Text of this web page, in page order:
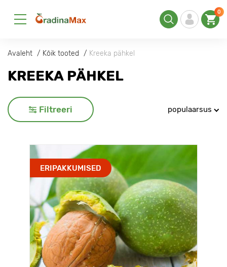
0
Avaleht Kõik tooted Kreeka pähkel
KREEKA PÄHKEL
Filtreeri populaarsus
ERIPAKKUMISED